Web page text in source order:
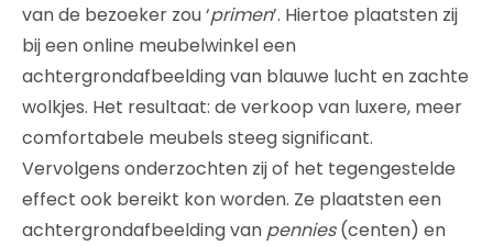
van de bezoeker zou ‘primen’. Hiertoe plaatsten zij
bij een online meubelwinkel een
achtergrondafbeelding van blauwe lucht en zachte
wolkjes. Het resultaat: de verkoop van luxere, meer
comfortabele meubels steeg significant.
Vervolgens onderzochten zij of het tegengestelde
effect ook bereikt kon worden. Ze plaatsten een
achtergrondafbeelding van pennies(centen) en